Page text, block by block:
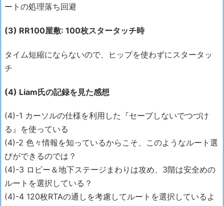
ートの処理落ち回避
(3) RR100屋敷: 100枚スタータッチ時
タイム短縮にならないので、ヒップを使わずにスタータッ
チ
(4) Liam氏の記録を見た感想
(4)-1 カーソルの仕様を利用した『セーブしないでつづけ
る』を使っている
(4)-2 色々情報を知っているからこそ、このようなルート選
びができるのでは？
(4)-3 ロビー＆地下ステージまわりは攻め、3階は安全めの
ルートを選択している？
(4)-4 120枚RTAの通しを考慮してルートを選択しているよ